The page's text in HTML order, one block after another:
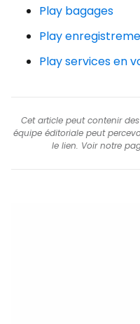
Play bagages
Play
Play services en
Cet article peut contenir
équipe éditoriale peut
le lien. Voir notre